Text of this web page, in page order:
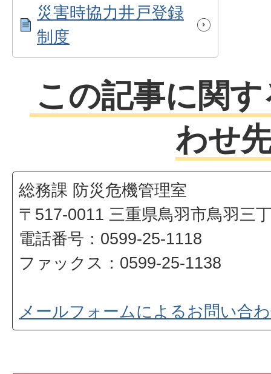
災害時協力井戸登録
制度
この記事に関
わせ
総務課 防災危機管理室
〒517-0011 三重県鳥羽市鳥羽三
電話番号：0599-25-1118
ファックス：0599-25-1138
メールフォームによるお問い合